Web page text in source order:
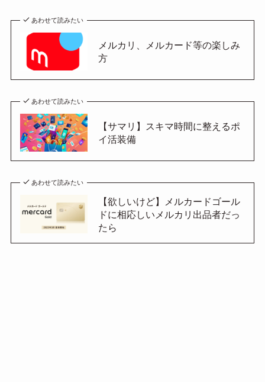
あわせて読みたい
メルカリ、メルカード等の楽しみ
方
あわせて読みたい
【サマリ】スキマ時間に整えるポ
イ活装備
あわせて読みたい
【欲しいけど】メルカードゴール
ドに相応しいメルカリ出品者だっ
たら